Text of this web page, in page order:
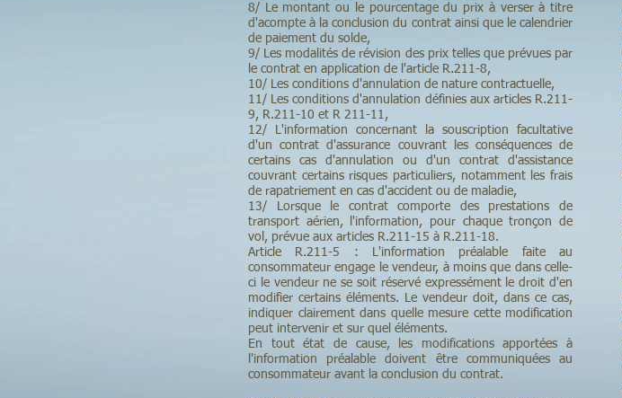
8/ Le montant ou le pourcentage du prix à verser à titre
d'acompte à la conclusion du contrat ainsi que le calendrier
de paiement du solde,
9/ Les modalités de révision des prix telles que prévues par
le contrat en application de l'article R.211-8,
10/ Les conditions d'annulation de nature contractuelle,
11/ Les conditions d'annulation définies aux articles R.211-
9, R.211-10 et R 211-11,
12/ L'information concernant la souscription facultative
d'un contrat d'assurance couvrant les conséquences de
certains cas d'annulation ou d'un contrat d'assistance
couvrant certains risques particuliers, notamment les frais
de rapatriement en cas d'accident ou de maladie,
13/ Lorsque le contrat comporte des prestations de
transport aérien, l'information, pour chaque tronçon de
vol, prévue aux articles R.211-15 à R.211-18.
Article R.211-5 : L'information préalable faite au
consommateur engage le vendeur, à moins que dans celle-
ci le vendeur ne se soit réservé expressément le droit d'en
modifier certains éléments. Le vendeur doit, dans ce cas,
indiquer clairement dans quelle mesure cette modification
peut intervenir et sur quel éléments.
En tout état de cause, les modifications apportées à
l'information préalable doivent être communiquées au
consommateur avant la conclusion du contrat.